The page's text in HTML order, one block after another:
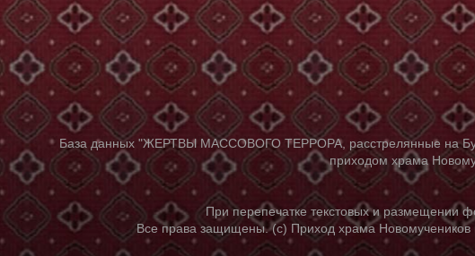
База данных "ЖЕРТВЫ МАССОВОГО ТЕРРОРА, расстрелянные на
приходом храма
При перепечатке текстовых и размещении
Все права защищены. (с) Приход храма Новомучеников